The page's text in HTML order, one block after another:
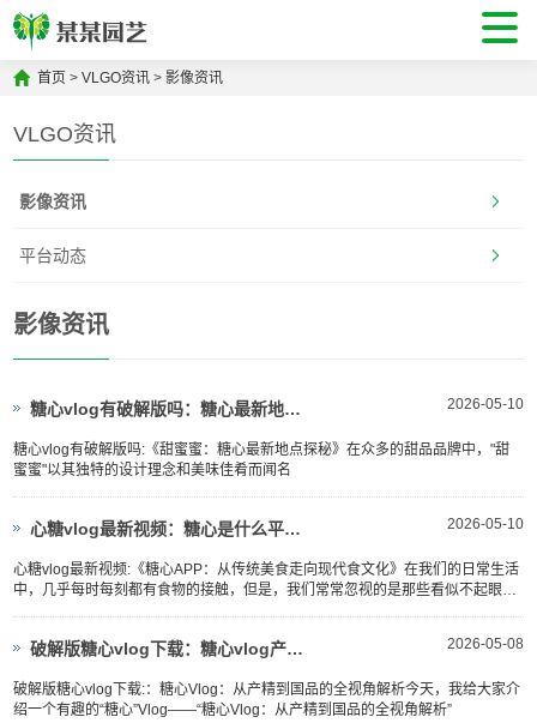
首页 >VLGO资讯 >影像资讯
VLGO资讯
影像资讯
平台动态
影像资讯
2026-05-10
糖心vlog有破解版吗：糖心最新地址(\"甜蜜蜜：糖心最新地点\")
糖心vlog有破解版吗:《甜蜜蜜：糖心最新地点探秘》在众多的甜品品牌中，"甜
蜜蜜"以其独特的设计理念和美味佳肴而闻名
2026-05-10
心糖vlog最新视频：糖心是什么平台(\"糖心APP：从传统美食走向现代食文化\
心糖vlog最新视频:《糖心APP：从传统美食走向现代食文化》在我们的日常生活
中，几乎每时每刻都有食物的接触，但是，我们常常忽视的是那些看似不起眼的
2026-05-08
破解版糖心vlog下载：糖心vlog产精国品入口(\"糖心Vlog：从产精到国品
破解版糖心vlog下载:：糖心Vlog：从产精到国品的全视角解析今天，我给大家介
绍一个有趣的“糖心”Vlog——“糖心Vlog：从产精到国品的全视角解析”